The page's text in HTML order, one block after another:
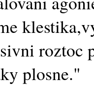
roztoc
plosne."